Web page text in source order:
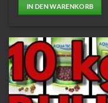
IN DEN WARENKORB